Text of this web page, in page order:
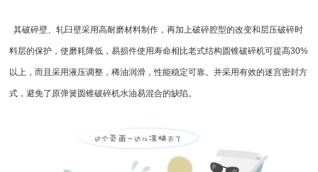
其破碎壁、轧臼壁采用高耐磨材料制作，再加上破碎腔型的改变和层压破碎时
料层的保护，使磨耗降低，易损件使用寿命相比老式结构 圆锥破碎机可提高30%
以上，而且采用液压调整，稀油润滑，性能稳定可靠。并采用有效的迷宫密封方
式，避免了原弹簧圆锥破碎机水油易混合的缺陷。